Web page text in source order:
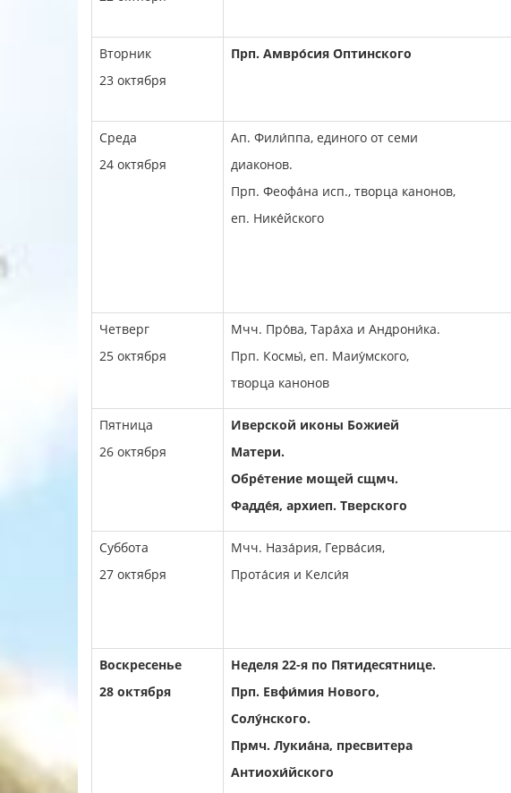
Вторник
23 октября
Прп. Амвро́сия О́птинского
Среда
24 октября
Ап. Фили́ппа, единого от семи
диаконов.
Прп. Феофа́на исп., творца канонов,
еп. Нике́йского
Четверг
25 октября
Мчч. Про́ва, Тара́ха и Андрони́ка.
Прп. Космы́, еп. Маиу́мского,
творца канонов
Пятница
26 октября
Иверской иконы Божией
Матери.
Обре́тение мощей сщмч.
Фадде́я, архиеп. Тверского
Суббота
27 октября
Мчч. Наза́рия, Герва́сия,
Прота́сия и Келси́я
Воскресенье
28 октября
Неделя 22-я по Пятидесятнице.
Прп. Евфи́мия Нового,
Солу́нского.
Прмч. Лукиа́на, пресвитера
Антиохи́йского